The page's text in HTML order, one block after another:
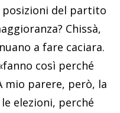
posizioni del partito
Chissà,
a fare caciara.
così perché
mio parere, però, la
elezioni, perché